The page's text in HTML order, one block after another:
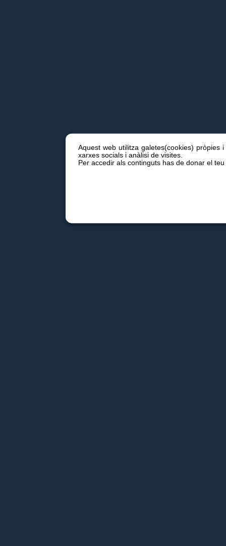
Aquest web utilitza galetes(cookies) pròpies
xarxes socials i anàlisi de visites.
Per accedir als continguts has de donar el